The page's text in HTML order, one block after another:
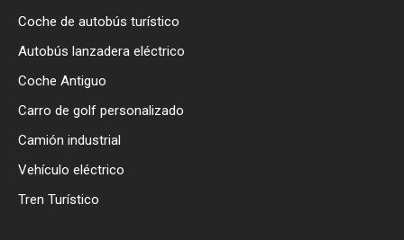
Coche de autobús turístico
Autobús lanzadera eléctrico
Coche Antiguo
Carro de golf personalizado
Camión industrial
Vehículo eléctrico
Tren Turístico